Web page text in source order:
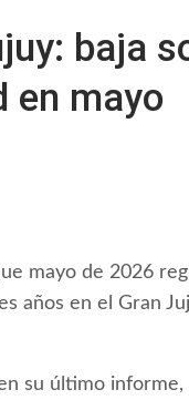
baja
en mayo
mayo de 2026
años en el Gran
su último